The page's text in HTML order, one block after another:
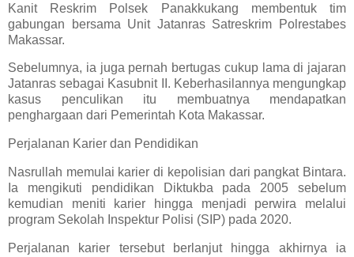
Kanit Reskrim Polsek Panakkukang membentuk tim
gabungan bersama Unit Jatanras Satreskrim Polrestabes
Makassar.
Sebelumnya, ia juga pernah bertugas cukup lama di jajaran
Jatanras sebagai Kasubnit II. Keberhasilannya mengungkap
kasus penculikan itu membuatnya mendapatkan
penghargaan dari Pemerintah Kota Makassar.
Perjalanan Karier dan Pendidikan
Nasrullah memulai karier di kepolisian dari pangkat Bintara.
Ia mengikuti pendidikan Diktukba pada 2005 sebelum
kemudian meniti karier hingga menjadi perwira melalui
program Sekolah Inspektur Polisi (SIP) pada 2020.
Perjalanan karier tersebut berlanjut hingga akhirnya ia